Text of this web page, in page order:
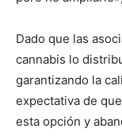
Dado que las
cannabis lo
garantizando la
expectativa de
esta opción y